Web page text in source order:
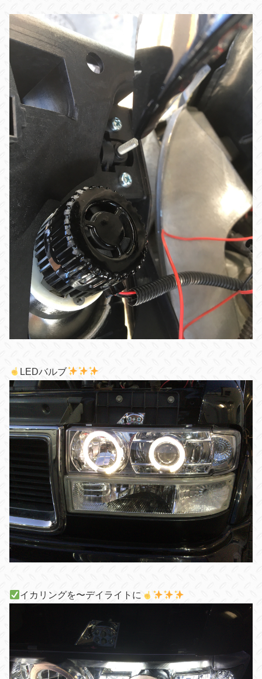
LEDバルブ
イカリングを〜デイライトに